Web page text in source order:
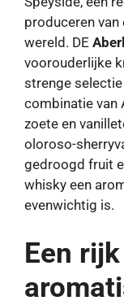
produceren van
wereld. DE
voorouderlijke
strenge
combinatie van
zoete en
oloroso-
gedroogd fruit
whisky een
evenwichtig is.
Een